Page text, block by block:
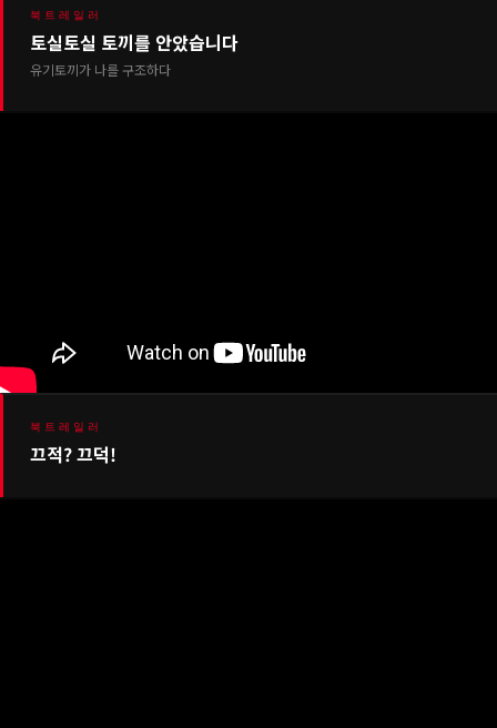
북트레일러
토실토실 토끼를 안았습니다
유기토끼가 나를 구조하다
북트레일러
끄적? 끄덕!